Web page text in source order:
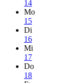
14
Mo
15
Di
16
Mi
17
Do
18